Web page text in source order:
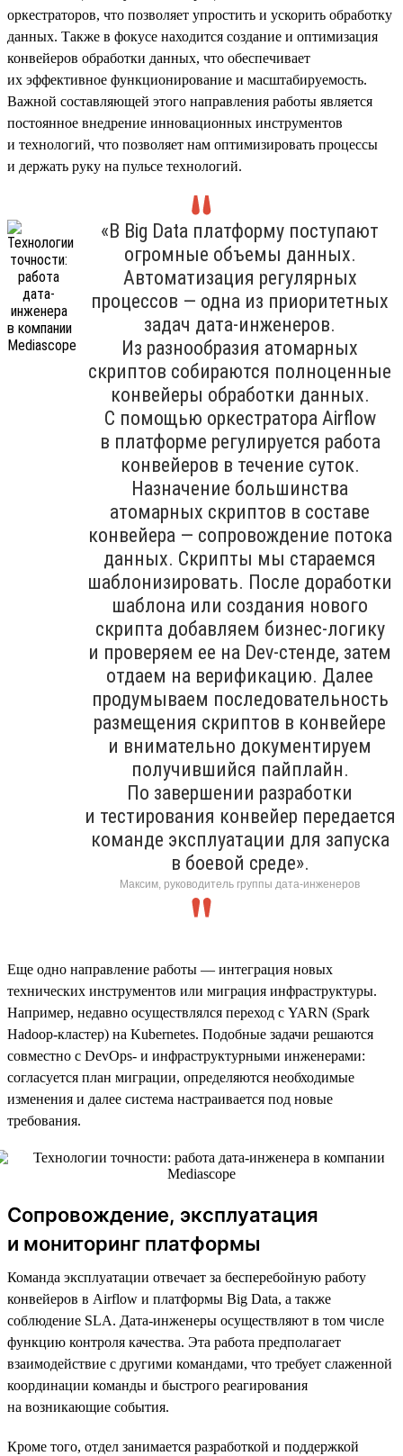
оркестраторов, что позволяет упростить и ускорить обработку
данных. Также в фокусе находится создание и оптимизация
конвейеров обработки данных, что обеспечивает
их эффективное функционирование и масштабируемость.
Важной составляющей этого направления работы является
постоянное внедрение инновационных инструментов
и технологий, что позволяет нам оптимизировать процессы
и держать руку на пульсе технологий.
«В Big Data платформу поступают
огромные объемы данных.
Автоматизация регулярных
процессов — одна из приоритетных
задач дата-инженеров.
Из разнообразия атомарных
скриптов собираются полноценные
конвейеры обработки данных.
С помощью оркестратора Airflow
в платформе регулируется работа
конвейеров в течение суток.
Назначение большинства
атомарных скриптов в составе
конвейера — сопровождение потока
данных. Скрипты мы стараемся
шаблонизировать. После доработки
шаблона или создания нового
скрипта добавляем бизнес-логику
и проверяем ее на Dev-стенде, затем
отдаем на верификацию. Далее
продумываем последовательность
размещения скриптов в конвейере
и внимательно документируем
получившийся пайплайн.
По завершении разработки
и тестирования конвейер передается
команде эксплуатации для запуска
в боевой среде».
Максим, руководитель группы дата-инженеров
Еще одно направление работы — интеграция новых
технических инструментов или миграция инфраструктуры.
Например, недавно осуществлялся переход с YARN (Spark
Hadoop-кластер) на Kubernetes. Подобные задачи решаются
совместно с DevOps- и инфраструктурными инженерами:
согласуется план миграции, определяются необходимые
изменения и далее система настраивается под новые
требования.
Сопровождение, эксплуатация
и мониторинг платформы
Команда эксплуатации отвечает за бесперебойную работу
конвейеров в Airflow и платформы Big Data, а также
соблюдение SLA. Дата-инженеры осуществляют в том числе
функцию контроля качества. Эта работа предполагает
взаимодействие с другими командами, что требует слаженной
координации команды и быстрого реагирования
на возникающие события.
Кроме того, отдел занимается разработкой и поддержкой